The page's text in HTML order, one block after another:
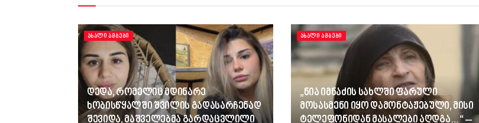
ᲐᲮᲐᲚᲘ ᲐᲛᲑᲔᲑᲘ
დედა, რომელიც მდინარე
ხობისწყალში შვილის გადასარჩენად
შევიდა, მაშველებმა გარდაცვლილი
ᲐᲮᲐᲚᲘ ᲐᲛᲑᲔᲑᲘ
„ნია იმნაძის სახლში ფარული
მოსასმენი იყო დამონტაჟებული, მისი
ტელეფონიდან მასალები აღდგა…“ –